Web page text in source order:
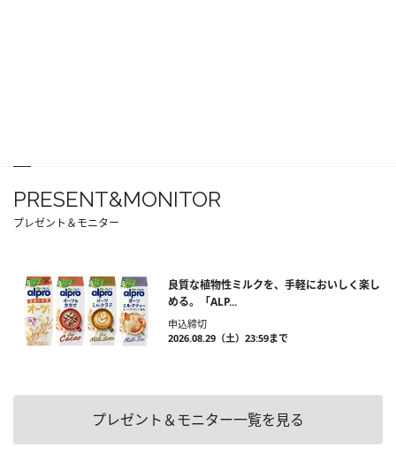
PRESENT&MONITOR
プレゼント＆モニター
良質な植物性ミルクを、手軽においしく楽し
める。「ALP...
申込締切
2026.08.29（土）23:59まで
プレゼント＆モニター一覧を見る